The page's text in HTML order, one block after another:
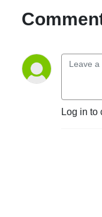
Log in to